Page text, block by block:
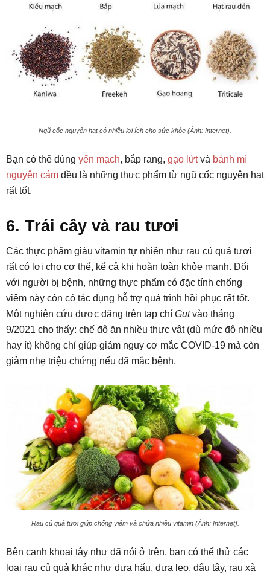
Ngũ cốc nguyên hạt có nhiều lợi ích cho sức khỏe (Ảnh: Internet).
Bạn có thể dùng yến mạch, bắp rang, gạo lứtvà bánh mì
nguyên cám đều là những thực phẩm từ ngũ cốc nguyên hạt
rất tốt.
6. Trái cây và rau tươi
Các thực phẩm giàu vitamin tự nhiên như rau củ quả tươi
rất có lợi cho cơ thể, kể cả khi hoàn toàn khỏe mạnh. Đối
với người bị bệnh, những thực phẩm có đặc tính chống
viêm này còn có tác dụng hỗ trợ quá trình hồi phục rất tốt.
Một nghiên cứu được đăng trên tạp chí Gutvào tháng
9/2021 cho thấy: chế độ ăn nhiều thực vật (dù mức độ nhiều
hay ít) không chỉ giúp giảm nguy cơ mắc COVID-19 mà còn
giảm nhẹ triệu chứng nếu đã mắc bệnh.
Rau củ quả tươi giúp chống viêm và chứa nhiều vitamin (Ảnh: Internet).
Bên cạnh khoai tây như đã nói ở trên, bạn có thể thử các
loại rau củ quả khác như dưa hấu, dưa leo, dâu tây, rau xà